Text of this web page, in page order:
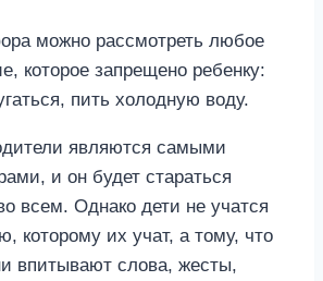
можно рассмотреть любое
которое запрещено ребенку:
пить холодную воду.
являются самыми
и он будет стараться
всем. Однако дети не учатся
которому их учат, а тому, что
впитывают слова, жесты,